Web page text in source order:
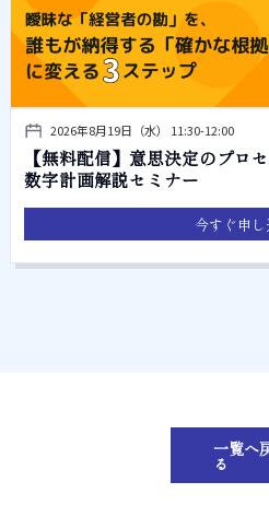
2026年8月19日（水） 11:30-12:00
【無料配信】意思決定のプロ
数字計画解説セミナー
今すぐ申
一覧へ
る